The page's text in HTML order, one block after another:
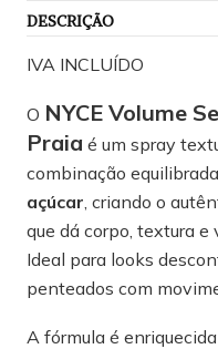
DESCRIÇÃO
IVA INCLUÍDO
O NYCE Volume
Praia é um spray
combinação
açúcar, criando o
que dá corpo, textura
Ideal para looks
penteados com
A fórmula é